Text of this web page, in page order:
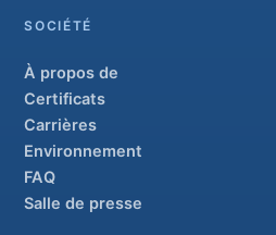
SOCIÉTÉ
À propos de
Certificats
Carrières
Environnement
FAQ
Salle de presse